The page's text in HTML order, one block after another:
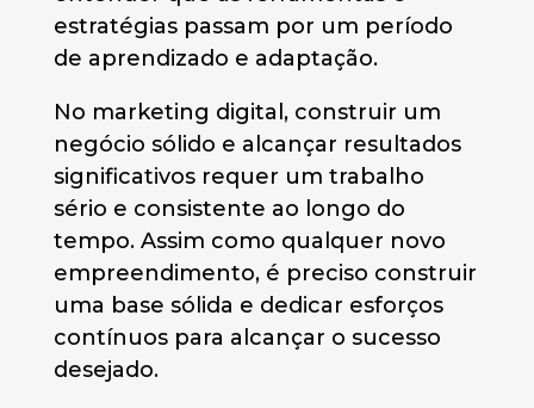
estratégias passam por um período
de aprendizado e adaptação.
No marketing digital, construir um
negócio sólido e alcançar resultados
significativos requer um trabalho
sério e consistente ao longo do
tempo. Assim como qualquer novo
empreendimento, é preciso construir
uma base sólida e dedicar esforços
contínuos para alcançar o sucesso
desejado.